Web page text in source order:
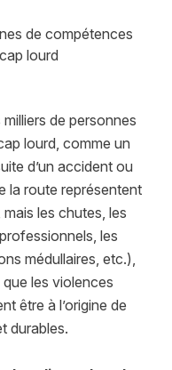
de compétences
lourd
de personnes
lourd, comme un
d’un accident ou
la route représentent
les chutes, les
les
médullaires, etc.),
les violences
être à l’origine de
durables.